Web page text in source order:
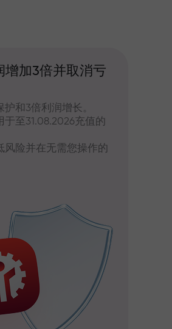
增加3倍并取消亏
和3倍利润增长。
至31.08.2026充值的
风险并在无需您操作的